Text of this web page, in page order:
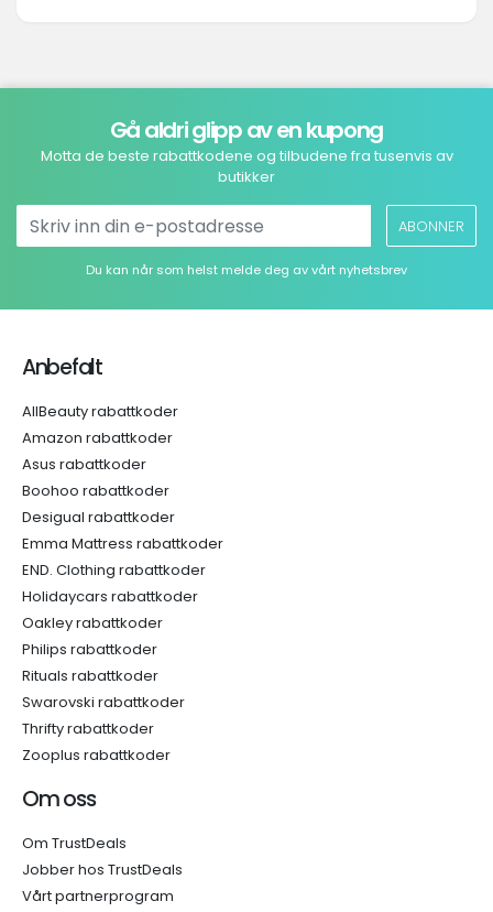
Gå aldri glipp av en kupong
Motta de beste rabattkodene og tilbudene fra tusenvis av
butikker
ABONNER
Du kan når som helst melde deg av vårt nyhetsbrev
Anbefalt
AllBeauty rabattkoder
Amazon rabattkoder
Asus rabattkoder
Boohoo rabattkoder
Desigual rabattkoder
Emma Mattress rabattkoder
END. Clothing rabattkoder
Holidaycars rabattkoder
Oakley rabattkoder
Philips rabattkoder
Rituals rabattkoder
Swarovski rabattkoder
Thrifty rabattkoder
Zooplus rabattkoder
Om oss
Om TrustDeals
Jobber hos TrustDeals
Vårt partnerprogram